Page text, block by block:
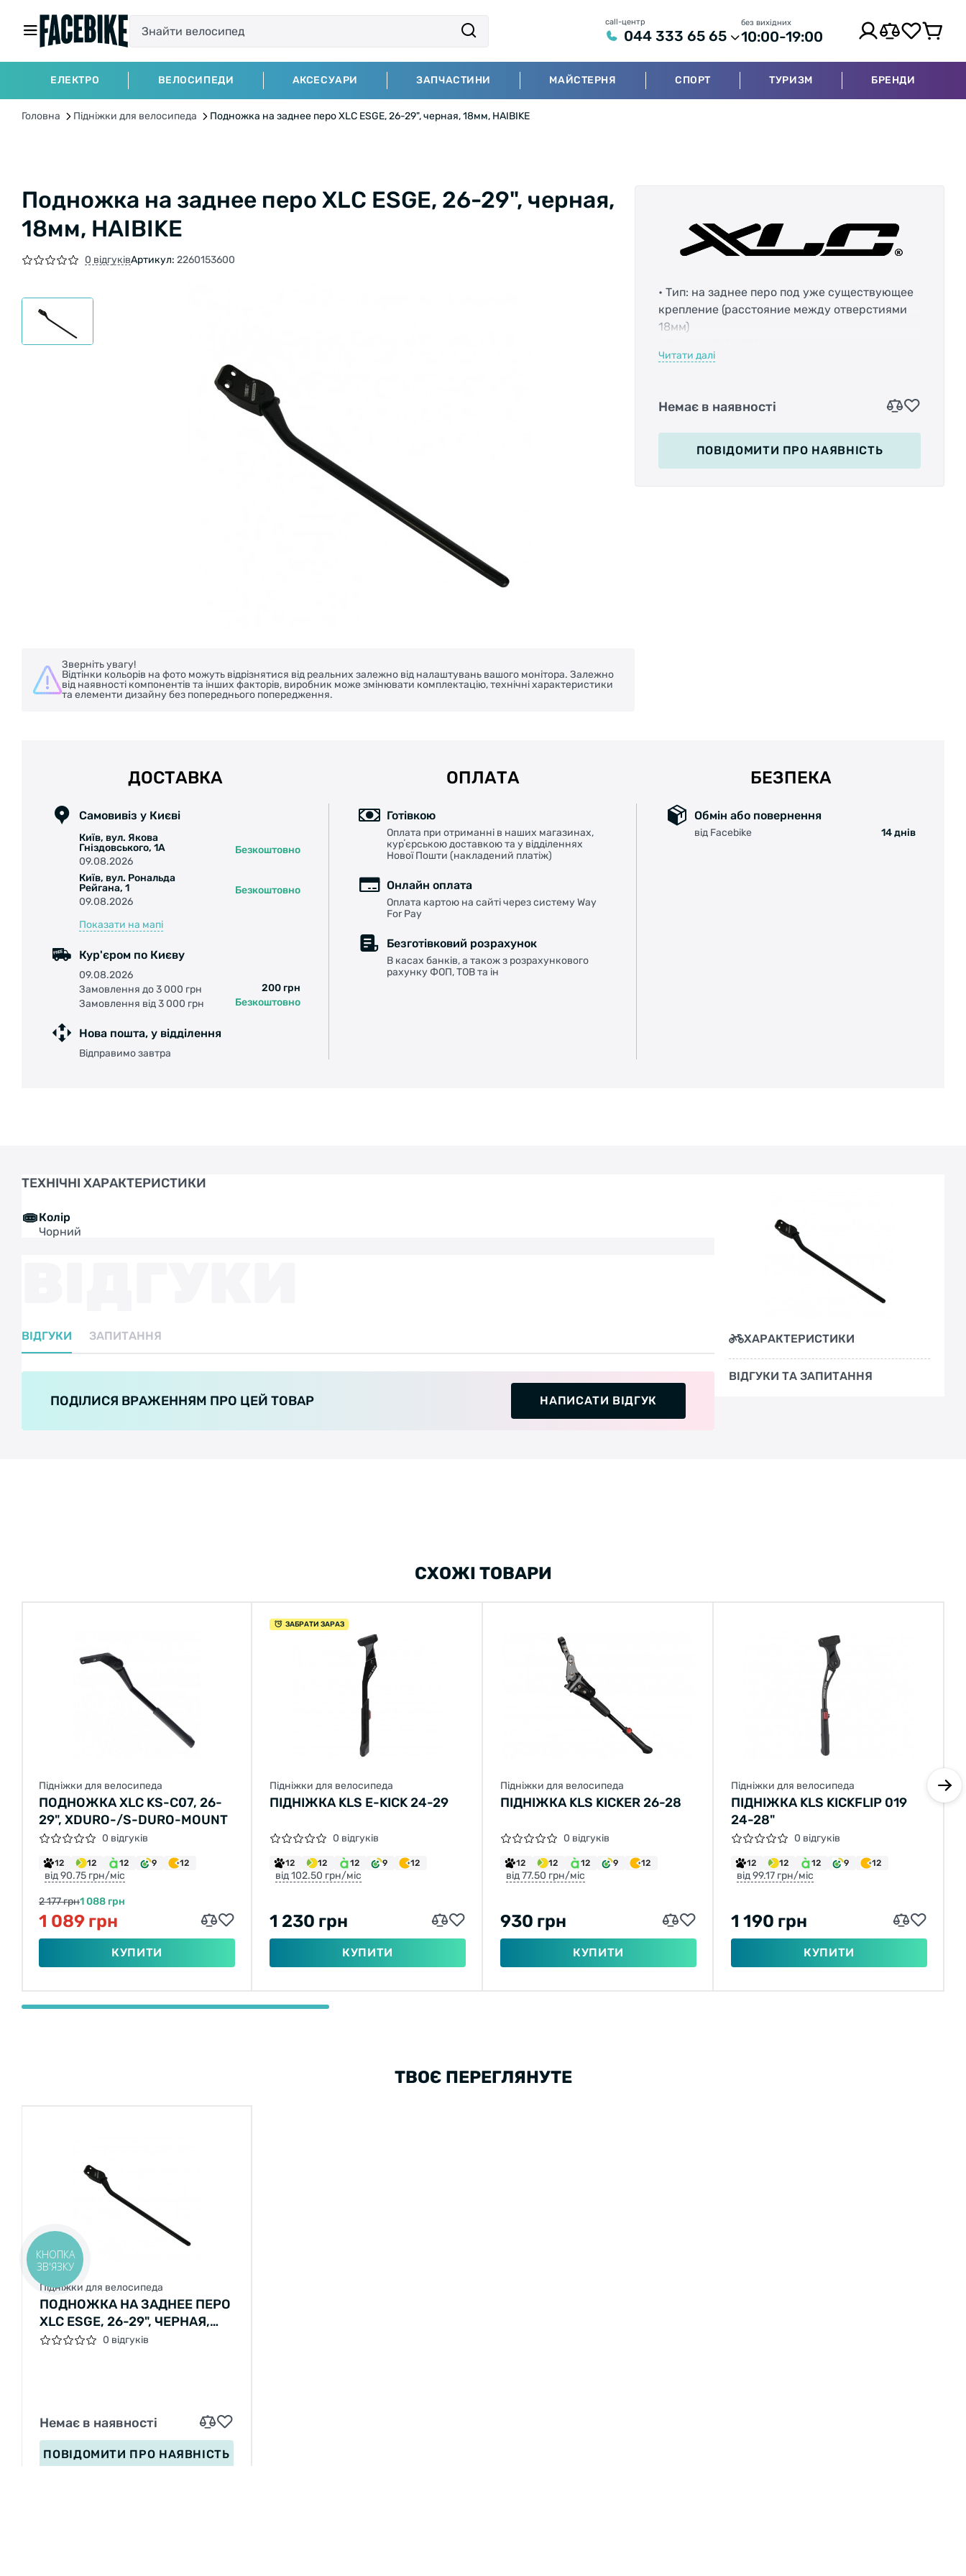
call-центр
044 333 65 65
без вихідних
10:00-19:00
ЕЛЕКТРО ВЕЛОСИПЕДИ АКСЕСУАРИ ЗАПЧАСТИНИ МАЙСТЕРНЯ СПОРТ ТУРИЗМ БРЕНДИ
Головна Підніжки для велосипеда Подножка на заднее перо XLC ESGE, 26-29", черная, 18мм, HAIBIKE
Подножка на заднее перо XLC ESGE, 26-29", черная,
18мм, HAIBIKE
0 відгуківАртикул: 2260153600
Зверніть увагу!
Відтінки кольорів на фото можуть відрізнятися від реальних залежно від налаштувань вашого монітора. Залежно
від наявності компонентів та інших факторів, виробник може змінювати комплектацію, технічні характеристики
та елементи дизайну без попереднього попередження.
• Тип: на заднее перо под уже существующее
крепление (расстояние между отверстиями
18мм)
• В комплекте: крепеж, адаптер-переходник
комплект не входит, арт:2260501600)
• Цвет: черный
Читати далі
Немає в наявності
ПОВІДОМИТИ ПРО НАЯВНІСТЬ
ДОСТАВКА
Самовивіз у Києві
Київ, вул. Якова
Гніздовського, 1А
09.08.2026
Безкоштовно
Київ, вул. Рональда
Рейгана, 1
09.08.2026
Безкоштовно
Показати на мапі
Кур'єром по Києву
09.08.2026
Замовлення до 3 000 грн
200 грн
Замовлення від 3 000 грн
Безкоштовно
Нова пошта, у відділення
Відправимо завтра
ОПЛАТА
Готівкою
Оплата при отриманні в наших магазинах,
курʼєрською доставкою та у відділеннях
Нової Пошти (накладений платіж)
Онлайн оплата
Оплата картою на сайті через систему Way
For Pay
Безготівковий розрахунок
В касах банків, а також з розрахункового
рахунку ФОП, ТОВ та ін
БЕЗПЕКА
Обмін або повернення
від Facebike 14 днів
ТЕХНІЧНІ ХАРАКТЕРИСТИКИ
Колір
Чорний
ВІДГУКИ ЗАПИТАННЯ
ПОДІЛИСЯ ВРАЖЕННЯМ ПРО ЦЕЙ ТОВАР НАПИСАТИ ВІДГУК
ХАРАКТЕРИСТИКИ
ВІДГУКИ ТА ЗАПИТАННЯ
СХОЖІ ТОВАРИ
Підніжки для велосипеда
ПОДНОЖКА XLC KS-C07, 26-
29", XDURO-/S-DURO-MOUNT
0 відгуків
12 12 12 9 12
від 90.75 грн/міс
2 177 грн1 088 грн
1 089 грн
КУПИТИ
ЗАБРАТИ ЗАРАЗ
Підніжки для велосипеда
ПІДНІЖКА KLS E-KICK 24-29
0 відгуків
12 12 12 9 12
від 102.50 грн/міс
1 230 грн
КУПИТИ
Підніжки для велосипеда
ПІДНІЖКА KLS KICKER 26-28
0 відгуків
12 12 12 9 12
від 77.50 грн/міс
930 грн
КУПИТИ
Підніжки для велосипеда
ПІДНІЖКА KLS KICKFLIP 019
24-28"
0 відгуків
12 12 12 9 12
від 99.17 грн/міс
1 190 грн
КУПИТИ
ТВОЄ ПЕРЕГЛЯНУТЕ
Підніжки для велосипеда
ПОДНОЖКА НА ЗАДНЕЕ ПЕРО
XLC ESGE, 26-29", ЧЕРНАЯ,
18ММ, HAIBIKE
0 відгуків
Немає в наявності
ПОВІДОМИТИ ПРО НАЯВНІСТЬ
КНОПКА
ЗВ'ЯЗКУ